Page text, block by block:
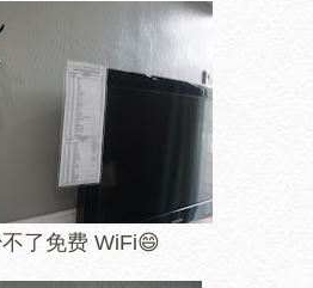
了免费 WiFi😄